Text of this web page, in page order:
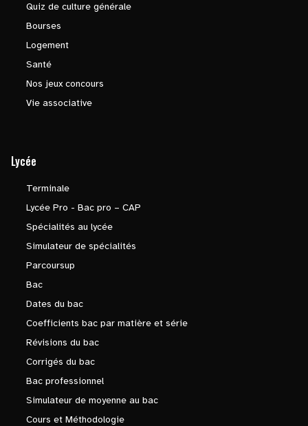
Quiz de culture générale
Bourses
Logement
Santé
Nos jeux concours
Vie associative
Lycée
Terminale
Lycée Pro - Bac pro – CAP
Spécialités au lycée
Simulateur de spécialités
Parcoursup
Bac
Dates du bac
Coefficients bac par matière et série
Révisions du bac
Corrigés du bac
Bac professionnel
Simulateur de moyenne au bac
Cours et Méthodologie